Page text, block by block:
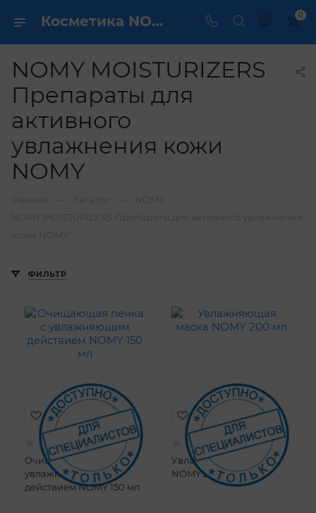
Косметика NOMY MOISTURIZERS Препараты для активного увлажнения кожи NOMY - купить в интернет магазине ✔️ по выгодной цене 0
NOMY MOISTURIZERS
Препараты для
активного
увлажнения кожи
NOMY
ФИЛЬТР
Очищающая пенка с
увлажняющим
действием NOMY 150 мл
Увлажняющая маска
NOMY 200 мл